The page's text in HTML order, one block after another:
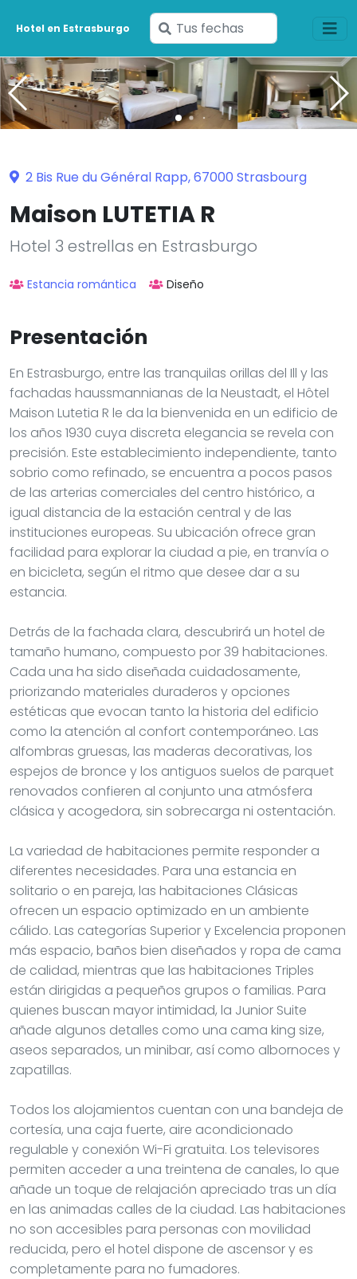
Hotel en Estrasburgo
Ingresa
tus
fechas
2 Bis Rue du Général Rapp, 67000 Strasbourg
Maison LUTETIA R
Hotel 3 estrellas en Estrasburgo
Estancia romántica Diseño
Presentación
En Estrasburgo, entre las tranquilas orillas del Ill y las
fachadas haussmannianas de la Neustadt, el Hôtel
Maison Lutetia R le da la bienvenida en un edificio de
los años 1930 cuya discreta elegancia se revela con
precisión. Este establecimiento independiente, tanto
sobrio como refinado, se encuentra a pocos pasos
de las arterias comerciales del centro histórico, a
igual distancia de la estación central y de las
instituciones europeas. Su ubicación ofrece gran
facilidad para explorar la ciudad a pie, en tranvía o
en bicicleta, según el ritmo que desee dar a su
estancia.
Detrás de la fachada clara, descubrirá un hotel de
tamaño humano, compuesto por 39 habitaciones.
Cada una ha sido diseñada cuidadosamente,
priorizando materiales duraderos y opciones
estéticas que evocan tanto la historia del edificio
como la atención al confort contemporáneo. Las
alfombras gruesas, las maderas decorativas, los
espejos de bronce y los antiguos suelos de parquet
renovados confieren al conjunto una atmósfera
clásica y acogedora, sin sobrecarga ni ostentación.
La variedad de habitaciones permite responder a
diferentes necesidades. Para una estancia en
solitario o en pareja, las habitaciones Clásicas
ofrecen un espacio optimizado en un ambiente
cálido. Las categorías Superior y Excelencia proponen
más espacio, baños bien diseñados y ropa de cama
de calidad, mientras que las habitaciones Triples
están dirigidas a pequeños grupos o familias. Para
quienes buscan mayor intimidad, la Junior Suite
añade algunos detalles como una cama king size,
aseos separados, un minibar, así como albornoces y
zapatillas.
Todos los alojamientos cuentan con una bandeja de
cortesía, una caja fuerte, aire acondicionado
regulable y conexión Wi-Fi gratuita. Los televisores
permiten acceder a una treintena de canales, lo que
añade un toque de relajación apreciado tras un día
en las animadas calles de la ciudad. Las habitaciones
no son accesibles para personas con movilidad
reducida, pero el hotel dispone de ascensor y es
completamente para no fumadores.